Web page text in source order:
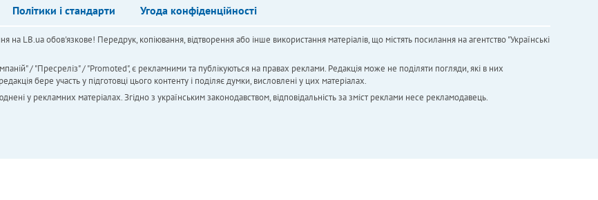
Політики і стандарти Угода конфіденційності
на LB.ua обов'язкове! Передрук, копіювання, відтворення або інше використання матеріалів, що містять посилання на агентство "Українськi
/ "Пресреліз" / "Promoted", є рекламними та публікуються на правах реклами. Редакція може не поділяти погляди, які в них
бере участь у підготовці цього контенту і поділяє думки, висловлені у цих матеріалах.
у рекламних матеріалах. Згідно з українським законодавством, відповідальність за зміст реклами несе рекламодавець.